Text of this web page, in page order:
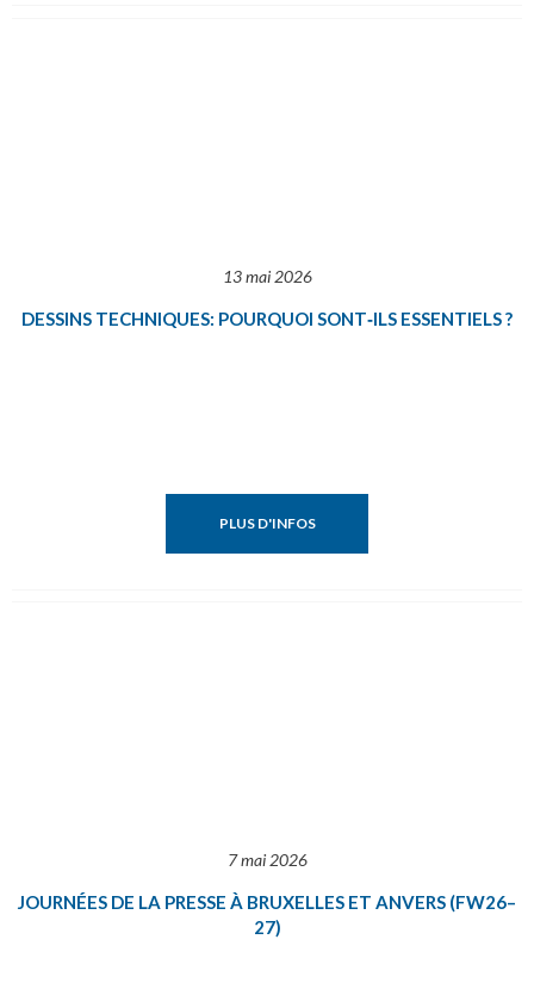
13 mai 2026
DESSINS TECHNIQUES: POURQUOI SONT‑ILS ESSENTIELS ?
PLUS D'INFOS
7 mai 2026
JOURNÉES DE LA PRESSE À BRUXELLES ET ANVERS (FW26–
27)